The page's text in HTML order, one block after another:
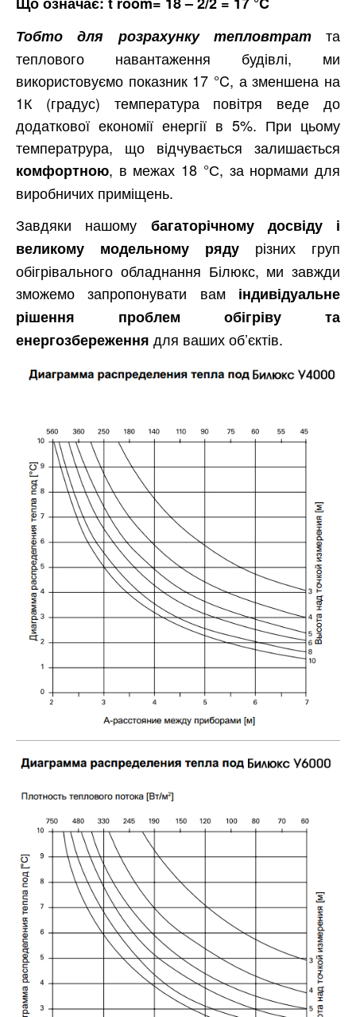
Тобто для розрахунку тепловтратта
теплового навантаження будівлі, ми
використовуємо показник 17 °C, а зменшена на
1К (градус) температура повітря веде до
додаткової економії енергії в 5%. При цьому
температрура, що відчувається залишається
комфортною, в межах 18 °С, за нормами для
виробничих приміщень.
Завдяки нашому багаторічному досвіду і
великому модельному ряду різних груп
обігрівального обладнання Білюкс, ми завжди
зможемо запропонувати вам індивідуальне
рішення проблем обігріву та
енергозбереження для ваших об’єктів.